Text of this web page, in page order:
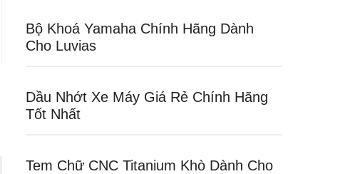
Bộ Khoá Yamaha Chính Hãng Dành
Cho Luvias
Dầu Nhớt Xe Máy Giá Rẻ Chính Hãng
Tốt Nhất
Tem Chữ CNC Titanium Khò Dành Cho